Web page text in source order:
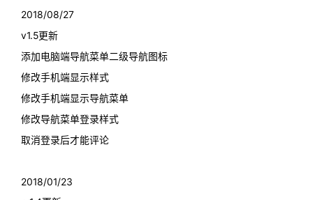
2018/08/27
v1.5更新
添加电脑端导航菜单二级导航图标
修改手机端显示样式
修改手机端显示导航菜单
修改导航菜单登录样式
取消登录后才能评论
2018/01/23